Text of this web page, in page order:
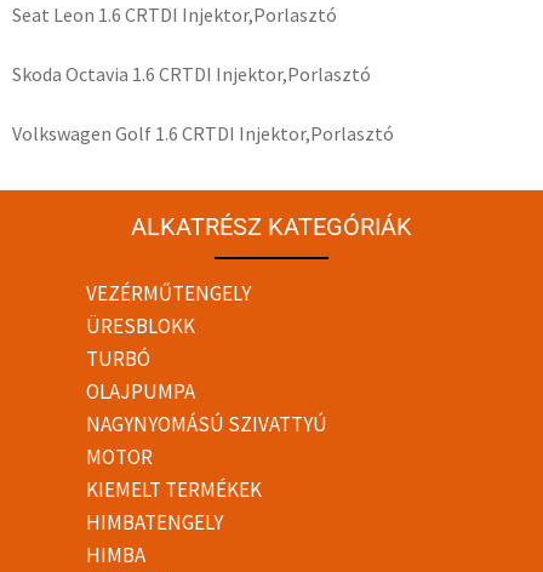
Seat Leon 1.6 CRTDI Injektor,Porlasztó
Skoda Octavia 1.6 CRTDI Injektor,Porlasztó
Volkswagen Golf 1.6 CRTDI Injektor,Porlasztó
ALKATRÉSZ KATEGÓRIÁK
VEZÉRMŰTENGELY
ÜRESBLOKK
TURBÓ
OLAJPUMPA
NAGYNYOMÁSÚ SZIVATTYÚ
MOTOR
KIEMELT TERMÉKEK
HIMBATENGELY
HIMBA